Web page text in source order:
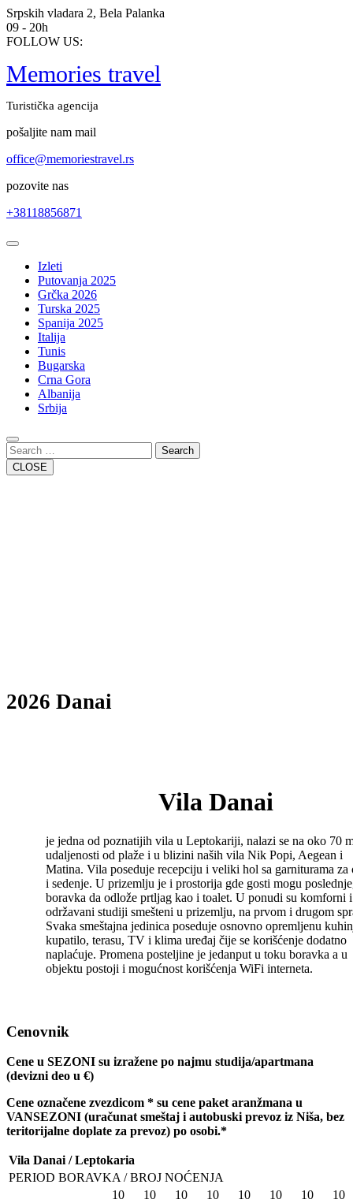
Skip
to
content
Srpskih vladara 2, Bela Palanka
09 - 20h
FOLLOW US:
Memories travel
Turistička agencija
pošaljite nam mail
office@memoriestravel.rs
pozovite nas
+38118856871
Open
ButtonIzleti
Putovanja 2025
Grčka 2026
Turska 2025
Spanija 2025
Italija
Tunis
Bugarska
Crna Gora
Albanija
Srbija
Close
Button
Search
CLOSE
2026 Danai
Vila Danai
je jedna od poznatijih vila u Leptokariji, nalazi se na oko 70
udaljenosti od plaže i u blizini naših vila Nik Popi, Aegean i
Matina. Vila poseduje recepciju i veliki hol sa garniturama za
i sedenje. U prizemlju je i prostorija gde gosti mogu
boravka da odlože prtljag kao i toalet. U ponudi su komforni
održavani studiji smešteni u prizemlju, na prvom i drugom
Svaka smeštajna jedinica poseduje osnovno opremljenu
kupatilo, terasu, TV i klima uređaj čije se korišćenje dodatno
naplaćuje. Promena posteljine je jedanput u toku boravka a u
objektu postoji i mogućnost korišćenja WiFi interneta.
Cenovnik
Cene u SEZONI su izražene po najmu studija/apartmana
(devizni deo u €)
Cene označene zvezdicom * su cene paket aranžmana u
VANSEZONI (uračunat smeštaj i autobuski prevoz iz Niša, bez
teritorijalne doplate za prevoz) po osobi.*
Vila Danai / Leptokaria
PERIOD BORAVKA / BROJ NOĆENJA
10
10 10 10 10 10 10
10